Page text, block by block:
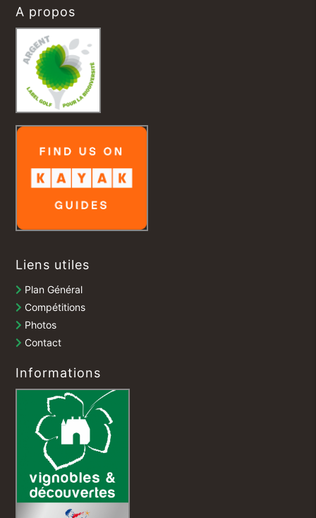
A propos
Liens utiles
Plan Général
Compétitions
Photos
Contact
Informations